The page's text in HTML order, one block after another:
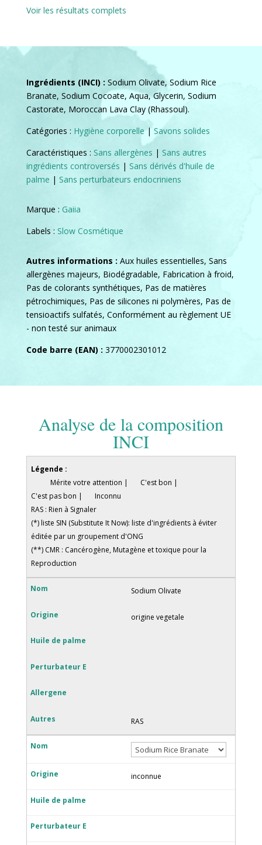
Voir les résultats complets
Ingrédients (INCI) : Sodium Olivate, Sodium Rice
Branate, Sodium Cocoate, Aqua, Glycerin, Sodium
Castorate, Moroccan Lava Clay (Rhassoul).
Catégories : Hygiène corporelle| Savons solides
Caractéristiques : Sans allergènes | Sans autres
ingrédients controversés | Sans dérivés d'huile de
palme | Sans perturbateurs endocriniens
Marque : Gaiia
Labels : Slow Cosmétique
Autres informations : Aux huiles essentielles, Sans
allergènes majeurs, Biodégradable, Fabrication à froid,
Pas de colorants synthétiques, Pas de matières
pétrochimiques, Pas de silicones ni polymères, Pas de
tensioactifs sulfatés, Conformément au règlement UE
- non testé sur animaux
Code barre (EAN) : 3770002301012
Analyse de la composition
INCI
Légende :
Mérite votre attention |
C'est bon |
C'est pas bon |
Inconnu
RAS : Rien à Signaler
(*) liste SIN (Substitute It Now): liste d'ingrédients à éviter
éditée par un groupement d'ONG
(**) CMR : Cancérogène, Mutagène et toxique pour la
Reproduction
Sodium Olivate
origine vegetale
RAS
inconnue